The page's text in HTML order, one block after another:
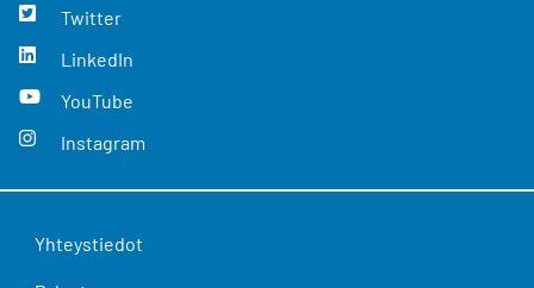
Twitter
LinkedIn
YouTube
Instagram
Yhteystiedot